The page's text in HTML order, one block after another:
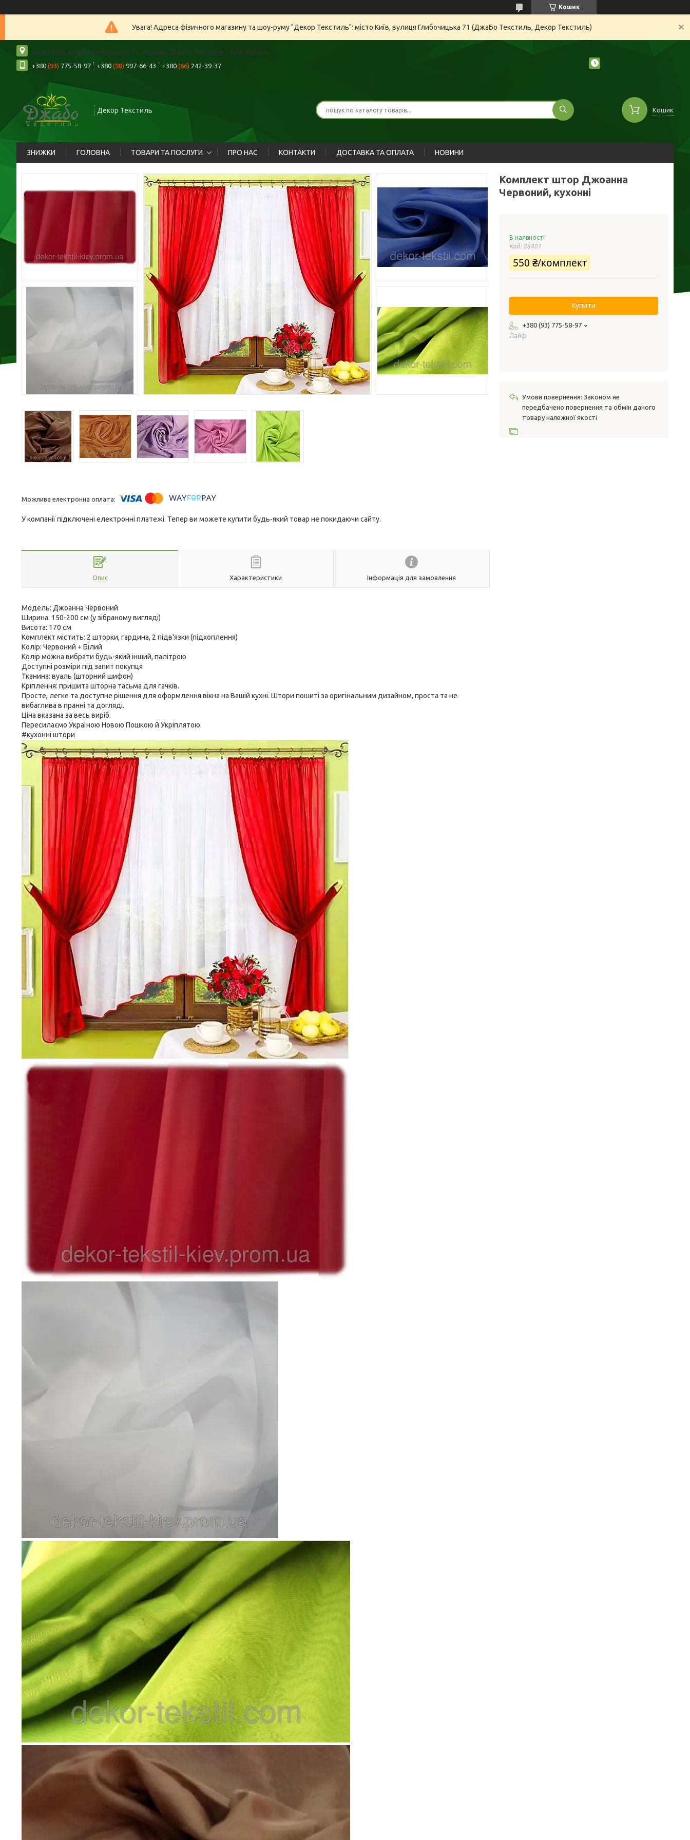
Кошик
Увага! Адреса фізичного магазину та шоу-руму "Декор Текстиль": місто Київ, вулиця Глибочицька 71 (ДжаБо Текстиль, Декор Текстиль)
місто Київ, вулиця Глибочицька 71, магазин "ДжаБо Текстиль", Київ, Україна
+380 (93) 775-58-97 +380 (98) 997-66-43 +380 (66) 242-39-37
Декор Текстиль Кошик
ЗНИЖКИ ГОЛОВНА ТОВАРИ ТА ПОСЛУГИ ПРО НАС КОНТАКТИ ДОСТАВКА ТА ОПЛАТА НОВИНИ
У компанії підключені електронні платежі. Тепер ви можете купити будь-який товар не покидаючи сайту.
Опис Характеристики Інформація для замовлення
Модель: Джоанна Червоний
Ширина: 150-200 см (у зібраному вигляді)
Висота: 170 см
Комплект містить: 2 шторки, гардина, 2 підв'язки (підхоплення)
Колір: Червоний + Білий
Колір можна вибрати будь-який інший, палітрою
Доступні розміри під запит покупця
Тканина: вуаль (шторний шифон)
Кріплення: пришита шторна тасьма для гачків.
Просте, легке та доступне рішення для оформлення вікна на Вашій кухні. Штори пошиті за оригінальним дизайном, проста та не
вибаглива в пранні та догляді.
Ціна вказана за весь виріб.
Пересилаємо Україною Новою Пошкою й Укріплятою.
#кухонні штори
Комплект штор Джоанна
Червоний, кухонні
В наявності
Код: 88401
550 ₴/комплект
Купити
+380 (93) 775-58-97
Лайф
Законом не
передбачено повернення та обмін даного
товару належної якості